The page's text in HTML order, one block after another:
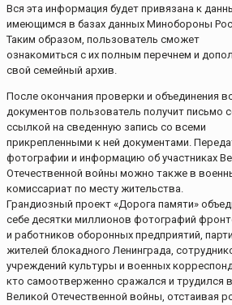
Вся эта информация будет привязана к
имеющимся в базах данных Минобороны
Таким образом, пользователь сможет
ознакомиться с их полным перечнем и
свой семейный архив.
После окончания проверки и объединения
документов пользователь получит письмо
ссылкой на сведенную запись со всеми
прикрепленными к ней документами.
фотографии и информацию об участниках
Отечественной войны можно также в
комиссариат по месту жительства.
Грандиозный проект «Дорога памяти»
себе десятки миллионов фотографий
и работников оборонных предприятий,
жителей блокадного Ленинграда,
учреждений культуры и военных
кто самоотверженно сражался и трудился
Великой Отечественной войны, отстаивая